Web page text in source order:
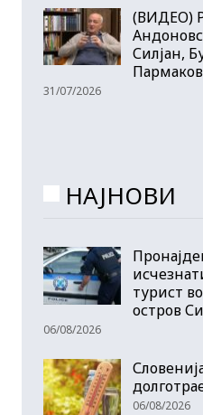
(ВИДЕО)
Силјан,
31/07/2026
НАЈНОВИ
турист
остров
06/08/2026
06/08/2026